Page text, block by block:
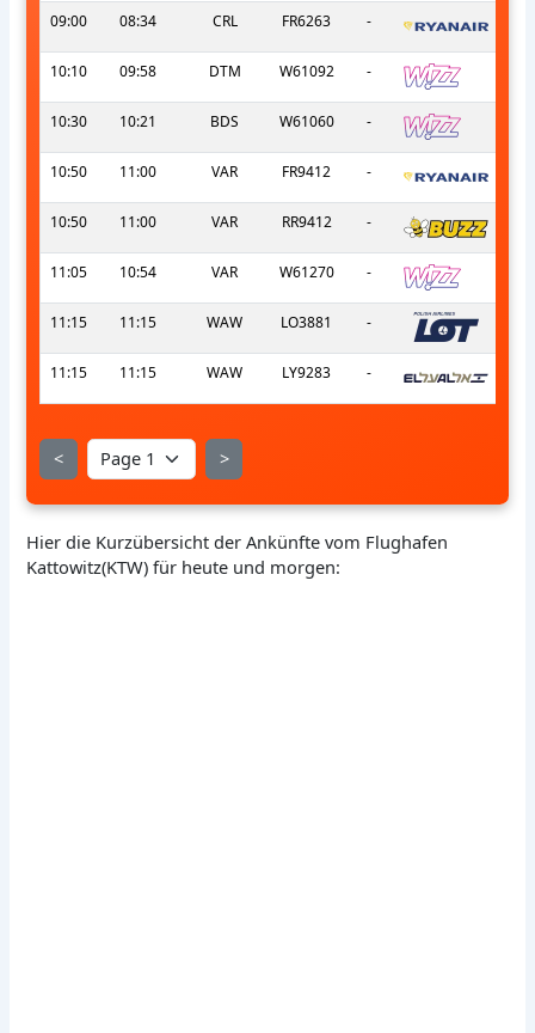
09:00 08:34 CRL FR6263 -
10:10 09:58 DTM W61092 -
10:30 10:21 BDS W61060 -
10:50 11:00 VAR FR9412 -
10:50 11:00 VAR RR9412 -
11:05 10:54 VAR W61270 -
11:15 11:15 WAW LO3881 -
11:15 11:15 WAW LY9283 -
< >
Hier die Kurzübersicht der Ankünfte vom Flughafen
Kattowitz(KTW) für heute und morgen: